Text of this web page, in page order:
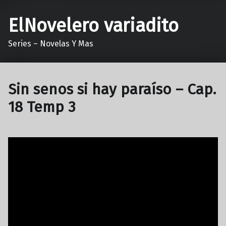
ElNovelero variadito
Series – Novelas Y Mas
Sin senos si hay paraíso – Cap.
18 Temp 3